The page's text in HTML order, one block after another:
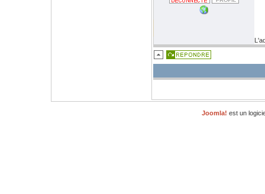
Joomla! est un